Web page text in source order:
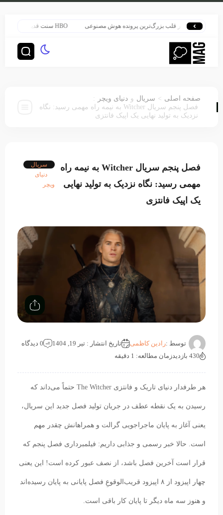
هری پاتر در قلب بزرگ‌ترین پرونده هوش مصنوعی
صفحه اصلی > سریال و دنیای ویچر
:
فصل پنجم سریال Witcher به نیمه راه مهمی رسید: نگاه
نزدیک به تولید نهایی یک اپیک فانتزی
فصل پنجم سریال Witcher به نیمه راه
مهمی رسید: نگاه نزدیک به تولید نهایی
یک اپیک فانتزی
سریال
دنیای
ویچر
توسط :رادین کاظمی تاریخ انتشار : تیر 19, 1404
0 دیدگاه
430 بازدید
زمان مطالعه: 1 دقیقه
هر طرفدار دنیای تاریک و فانتزی The Witcher حتماً می‌داند که
رسیدن به یک نقطه عطف در جریان تولید فصل جدید این سریال،
یعنی آغاز به پایان ماجراجویی گرالت و همراهانش چقدر مهم
است. حالا خبر رسمی و جذابی داریم: فیلمبرداری فصل پنجم که
قرار است آخرین فصل باشد، از نصف عبور کرده است! این یعنی
چهار اپیزود از ۸ اپیزود قریب‌الوقوعِ فصل پایانی به پایان رسیده‌اند
و هنوز سه ماه دیگر تا پایان کار باقی است.